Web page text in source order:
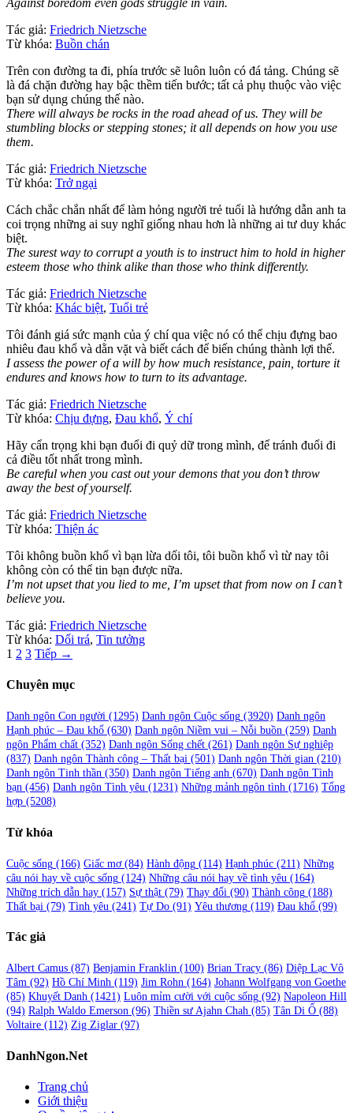
Tác giả: Friedrich Nietzsche
Từ khóa: Buồn chán
Trên con đường ta đi, phía trước sẽ luôn luôn có đá tảng. Chúng sẽ
là đá chặn đường hay bậc thềm tiến bước; tất cả phụ thuộc vào việc
bạn sử dụng chúng thế nào.
There will always be rocks in the road ahead of us. They will be
stumbling blocks or stepping stones; it all depends on how you use
them.
Tác giả: Friedrich Nietzsche
Từ khóa: Trở ngại
Cách chắc chắn nhất để làm hỏng người trẻ tuổi là hướng dẫn anh ta
coi trọng những ai suy nghĩ giống nhau hơn là những ai tư duy khác
biệt.
The surest way to corrupt a youth is to instruct him to hold in higher
esteem those who think alike than those who think differently.
Tác giả: Friedrich Nietzsche
Từ khóa: Khác biệt, Tuổi trẻ
Tôi đánh giá sức mạnh của ý chí qua việc nó có thể chịu đựng bao
nhiêu đau khổ và dằn vặt và biết cách để biến chúng thành lợi thế.
I assess the power of a will by how much resistance, pain, torture it
endures and knows how to turn to its advantage.
Tác giả: Friedrich Nietzsche
Từ khóa: Chịu đựng, Đau khổ, Ý chí
Hãy cẩn trọng khi bạn đuổi đi quỷ dữ trong mình, để tránh đuổi đi
cả điều tốt nhất trong mình.
Be careful when you cast out your demons that you don’t throw
away the best of yourself.
Tác giả: Friedrich Nietzsche
Từ khóa: Thiện ác
Tôi không buồn khổ vì bạn lừa dối tôi, tôi buồn khổ vì từ nay tôi
không còn có thể tin bạn được nữa.
I’m not upset that you lied to me, I’m upset that from now on I can’t
believe you.
Tác giả: Friedrich Nietzsche
Từ khóa: Dối trá, Tin tưởng
Phân
trang
viết
1 2 3 Tiếp →
Chuyên mục
Danh ngôn Con người (1295) Danh ngôn Cuộc sống (3920) Danh ngôn
Hạnh phúc – Đau khổ (630) Danh ngôn Niềm vui – Nỗi buồn (259) Danh
ngôn Phẩm chất (352) Danh ngôn Sống chết (261) Danh ngôn Sự nghiệp
(837) Danh ngôn Thành công – Thất bại (501) Danh ngôn Thời gian (210)
Danh ngôn Tinh thần (350) Danh ngôn Tiếng anh (670) Danh ngôn Tình
bạn (456) Danh ngôn Tình yêu (1231) Những mảnh ngôn tình (1716) Tổng
hợp (5208)
Từ khóa
Cuộc sống (166) Giấc mơ(84) Hành động (114) Hạnh phúc (211) Những
câu nói hay về cuộc sống (124) Những câu nói hay về tình yêu (164)
Những trích dẫn hay (157) Sự thật (79) Thay đổi (90) Thành công (188)
Thất bại (79) Tình yêu (241) Tự Do (91) Yêu thương (119) Đau khổ (99)
Tác giả
Albert Camus (87) Benjamin Franklin (100) Brian Tracy (86) Diệp Lạc Vô
Tâm (92) Hồ Chí Minh (119) Jim Rohn (164) Johann Wolfgang von Goethe
(85) Khuyết Danh (1421) Luôn mỉm cười với cuộc sống (92) Napoleon Hill
(94) Ralph Waldo Emerson (96) Thiền sư Ajahn Chah (85) Tân Di Ổ (88)
Voltaire (112) Zig Ziglar (97)
DanhNgon.Net
Trang chủ
Giới thiệu